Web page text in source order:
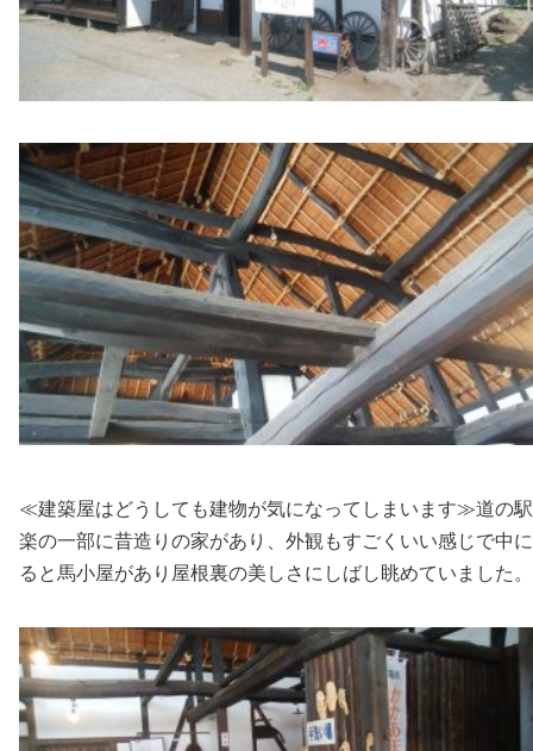
≪建築屋はどうしても建物が気になってしまいます≫道の
楽の一部に昔造りの家があり、外観もすごくいい感じで中
ると馬小屋があり屋根裏の美しさにしばし眺めていました。